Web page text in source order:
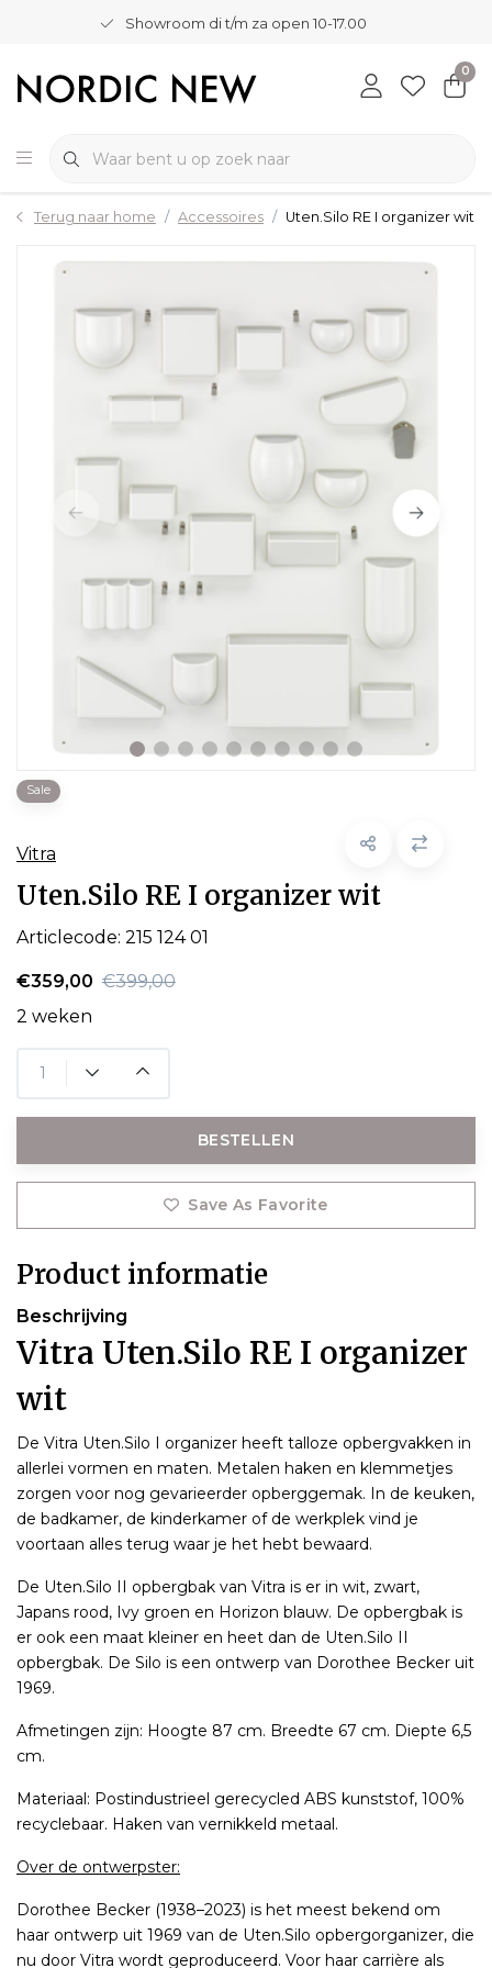
Showroom di t/m za open 10-17.00
0
Terug naar home Accessoires Uten.Silo RE I organizer wit
Sale
Vitra
Uten.Silo RE I organizer wit
Articlecode: 215 124 01
€359,00 €399,00
2 weken
BESTELLEN
Save As Favorite
Product informatie
Beschrijving
Vitra Uten.Silo RE I organizer
wit
De Vitra Uten.Silo I organizer heeft talloze opbergvakken in
allerlei vormen en maten. Metalen haken en klemmetjes
zorgen voor nog gevarieerder opberggemak. In de keuken,
de badkamer, de kinderkamer of de werkplek vind je
voortaan alles terug waar je het hebt bewaard.
De Uten.Silo II opbergbak van Vitra is er in wit, zwart,
Japans rood, Ivy groen en Horizon blauw. De opbergbak is
er ook een maat kleiner en heet dan de Uten.Silo II
opbergbak. De Silo is een ontwerp van Dorothee Becker uit
1969.
Afmetingen zijn: Hoogte 87 cm. Breedte 67 cm. Diepte 6,5
cm.
Materiaal: Postindustrieel gerecycled ABS kunststof, 100%
recyclebaar. Haken van vernikkeld metaal.
Over de ontwerpster:
Dorothee Becker (1938–2023) is het meest bekend om
haar ontwerp uit 1969 van de Uten.Silo opbergorganizer, die
nu door Vitra wordt geproduceerd. Voor haar carrière als